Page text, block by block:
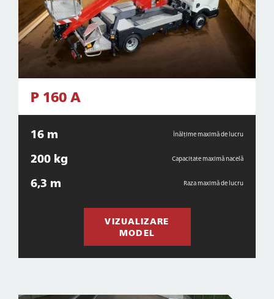
P 160 A
16 m Înălțime maximă de lucru
200 kg Capacitate maximă nacelă
6,3 m Raza maximă de lucru
VIZUALIZARE
MODEL